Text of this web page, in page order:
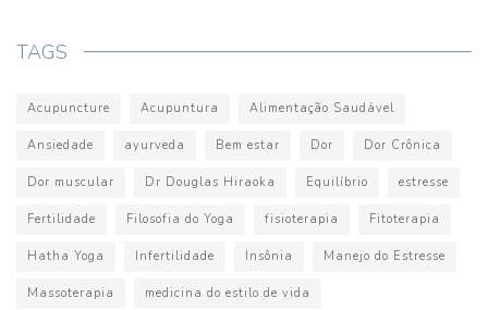
TAGS
Acupuncture Acupuntura Alimentação Saudável
Ansiedade ayurveda Bem estar Dor Dor Crônica
Dor muscular Dr Douglas Hiraoka Equilíbrio estresse
Fertilidade Filosofia do Yoga fisioterapia Fitoterapia
Hatha Yoga Infertilidade Insônia Manejo do Estresse
Massoterapia medicina do estilo de vida